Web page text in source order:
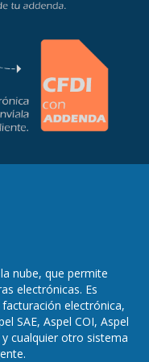
nube, que permite
electrónicas. Es
electrónica,
SAE, Aspel COI, Aspel
cualquier otro sistema